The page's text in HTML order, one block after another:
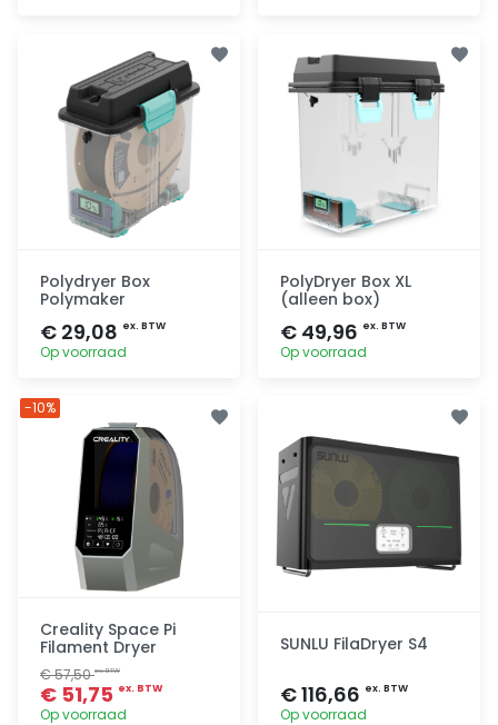
Polydryer Box
Polymaker
€ 29,08 ex. BTW
Op voorraad
PolyDryer Box XL
(alleen box)
€ 49,96 ex. BTW
Op voorraad
Creality Space Pi
Filament Dryer
€ 57,50ex. BTW
€ 51,75 ex. BTW
Op voorraad
-10%
SUNLU FilaDryer S4
€ 116,66 ex. BTW
Op voorraad